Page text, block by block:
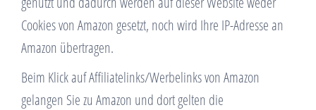
Cookies von Amazon gesetzt, noch wird Ihre IP-Adresse an
Amazon übertragen.
Beim Klick auf Affiliatelinks/Werbelinks von Amazon
gelangen Sie zu Amazon und dort gelten die